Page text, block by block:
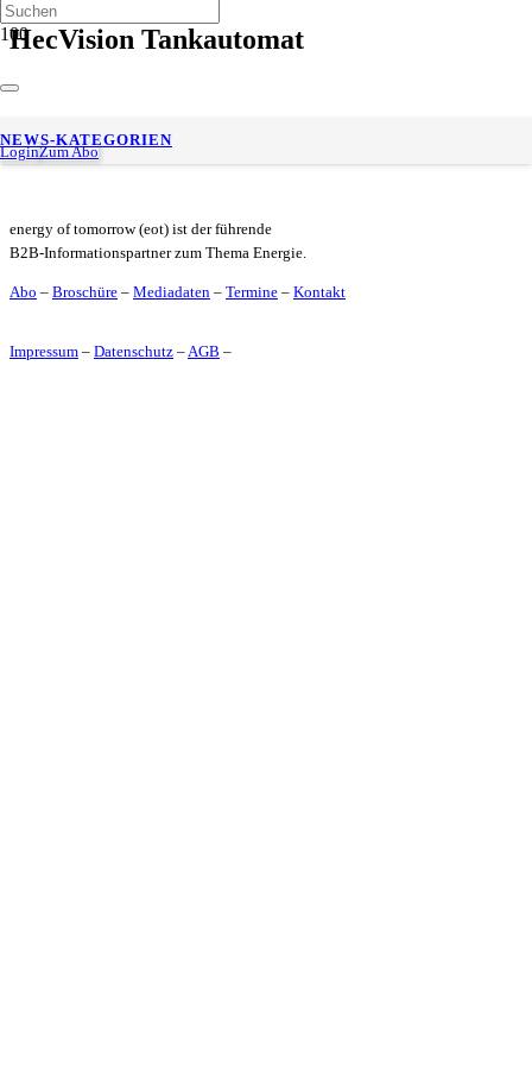
LoginZum Abo
NEWS-KATEGORIEN
HecVision Tankautomat
Hectronic: Wasserstoff-Mobilität trifft smarte Payment-
Technologie
energy of tomorrow (eot) ist der führende
B2B-Informationspartner zum Thema Energie.
Abo – Broschüre – Mediadaten – Termine – Kontakt
Impressum – Datenschutz –AGB –